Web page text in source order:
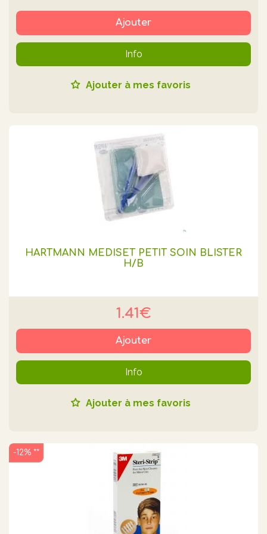
Ajouter
Info
Ajouter à mes favoris
HARTMANN MEDISET PETIT SOIN BLISTER
H/B
1.41€
Ajouter
Info
Ajouter à mes favoris
-12% **